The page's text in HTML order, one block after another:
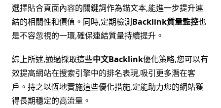
選擇貼合頁面內容的關鍵詞作為錨文本,能進一步提升連
結的相關性和價值。同時,定期檢測Backlink質量監控也
是不容忽視的一環,確保連結質量持續提升。
綜上所述,通過採取這些中文Backlink優化策略,您可以有
效提高網站在搜索引擎中的排名表現,吸引更多潛在客
戶。持之以恆地實施這些優化措施,定能助力您的網站獲
得長期穩定的高流量。